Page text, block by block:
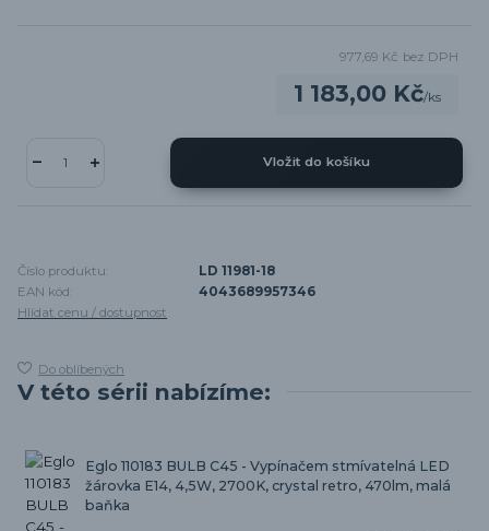
1 183,00 Kč/ks
977,69 Kč bez DPH
Vložit do košíku
Číslo produktu:
LD 11981-18
EAN kód:
4043689957346
Hlídat cenu / dostupnost
Do oblíbených
V této sérii nabízíme:
Eglo 110183 BULB C45 - Vypínačem stmívatelná LED
žárovka E14, 4,5W, 2700K, crystal retro, 470lm, malá
baňka